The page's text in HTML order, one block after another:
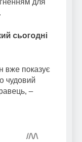
для
сьогодні
вже показує
чудовий
–